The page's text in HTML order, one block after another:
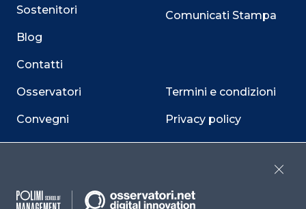
Sostenitori
Blog
Contatti
Osservatori
Convegni
Webinar
Comunicati Stampa
Termini e condizioni
Privacy policy
Cookie policy
Dichiarazione di